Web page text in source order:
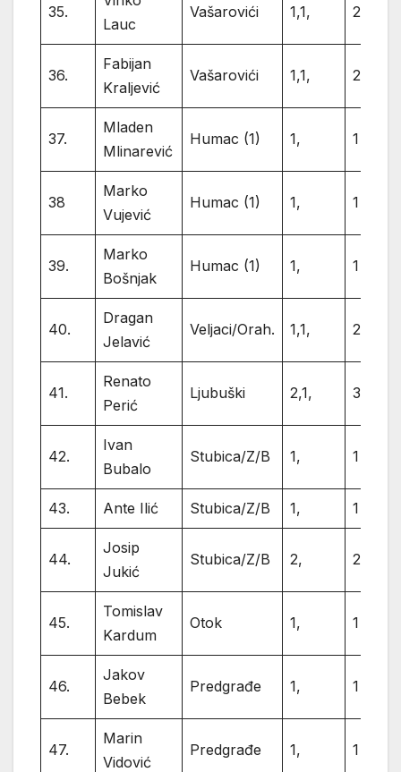
35.
Lauc
Vašarovići 1,1, 2
36.
Fabijan
Kraljević
Vašarovići 1,1, 2
37.
Mladen
Mlinarević
Humac (1) 1, 1
38
Marko
Vujević
Humac (1) 1, 1
39.
Marko
Bošnjak
Humac (1) 1, 1
40.
Dragan
Jelavić
Veljaci/Orah. 1,1, 2
41.
Renato
Perić
Ljubuški 2,1, 3
42.
Ivan
Bubalo
Stubica/Z/B 1, 1
43. Ante Ilić Stubica/Z/B 1, 1
44.
Josip
Jukić
Stubica/Z/B 2, 2
45.
Tomislav
Kardum
Otok 1, 1
46.
Jakov
Bebek
Predgrađe 1, 1
47.
Marin
Vidović
Predgrađe 1, 1